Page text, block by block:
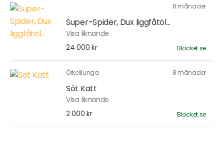
8 månader
Super-Spider, Dux liggfåtöl...
Visa liknande
24 000 kr
Blocket.se
Örkelljunga 8 månader
Söt Katt
Visa liknande
2 000 kr
Blocket.se